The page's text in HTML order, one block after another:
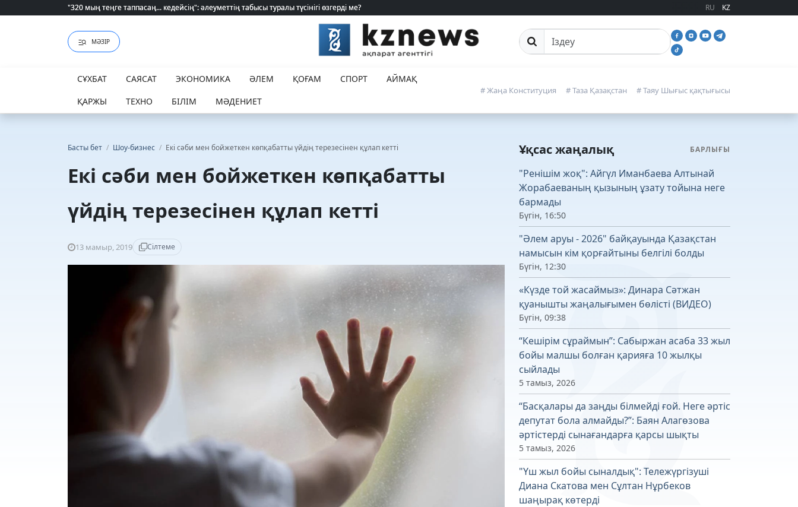
"320 мың теңге таппасаң... кедейсің": әлеуметтің табысы туралы түсінігі өзгерді ме?
"320 мың теңге таппасаң... кедейсің": әлеуметтің табысы туралы түсінігі өзгерді ме? RU KZ
МӘЗІР Сайттан іздеу
СҰХБАТ САЯСАТ ЭКОНОМИКА ӘЛЕМ ҚОҒАМ СПОРТ
АЙМАҚ
ҚАРЖЫ
ТЕХНО БІЛІМ МӘДЕНИЕТ
# Жаңа Конституция # Таза Қазақстан # Таяу Шығыс қақтығысы
Басты бет / Шоу-бизнес / Екі сәби мен бойжеткен көпқабатты үйдің терезесінен құлап кетті
Екі сәби мен бойжеткен көпқабатты
үйдің терезесінен құлап кетті
13 мамыр, 2019 Сілтеме
Ұқсас жаңалық БАРЛЫҒЫ
"Ренішім жоқ": Айгүл Иманбаева Алтынай
Жорабаеваның қызының ұзату тойына неге
бармады
Бүгін, 16:50
"Әлем аруы - 2026" байқауында Қазақстан
намысын кім қорғайтыны белгілі болды
Бүгін, 12:30
«Күзде той жасаймыз»: Динара Сәтжан
қуанышты жаңалығымен бөлісті (ВИДЕО)
Бүгін, 09:38
“Кешірім сұраймын”: Сабыржан асаба 33 жыл
бойы малшы болған қарияға 10 жылқы
сыйлады
5 тамыз, 2026
“Басқалары да заңды білмейді ғой. Неге әртіс
депутат бола алмайды?”: Баян Алагөзова
әртістерді сынағандарға қарсы шықты
5 тамыз, 2026
"Үш жыл бойы сыналдық": Тележүргізуші
Диана Скатова мен Сұлтан Нұрбеков
шаңырақ көтерді